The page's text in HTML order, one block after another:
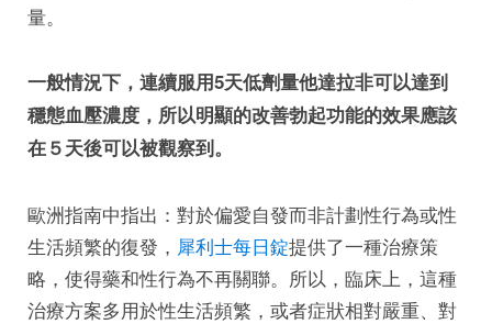
量。
一般情況下，連續服用5天低劑量他達拉非可以達到
穩態血壓濃度，所以明顯的改善勃起功能的效果應該
在５天後可以被觀察到。
歐洲指南中指出：對於偏愛自發而非計劃性行為或性
生活頻繁的復發， 犀利士每日錠提供了一種治療策
略，使得藥和性行為不再關聯。所以，臨床上，這種
治療方案多用於性生活頻繁，或者症狀相對嚴重、對